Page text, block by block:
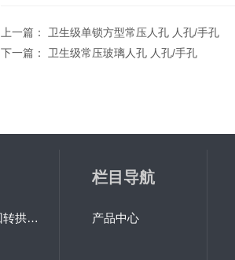
上一篇： 卫生级单锁方型常压人孔 人孔/手孔
下一篇： 卫生级常压玻璃人孔 人孔/手孔
HG/T21527回转拱盖人孔
栏目导航
产品中心